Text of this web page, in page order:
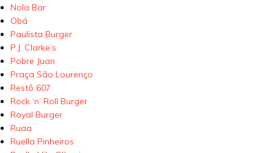
Nola Bar
Obá
Paulista Burger
P.J. Clarke’s
Pobre Juan
Praça São Lourenço
Restô 607
Rock ‘n’ Roll Burger
Royal Burger
Ruaa
Ruella Pinheiros